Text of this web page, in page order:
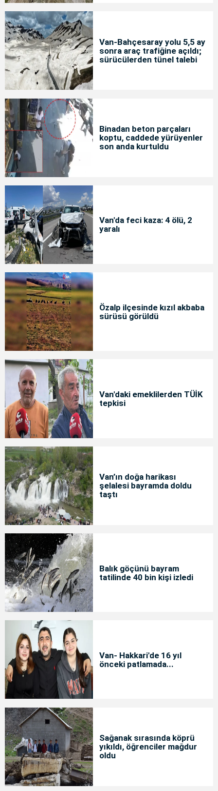
Van-Bahçesaray yolu 5,5 ay
sonra araç trafiğine açıldı;
sürücülerden tünel talebi
Binadan beton parçaları
koptu, caddede yürüyenler
son anda kurtuldu
Van'da feci kaza: 4 ölü, 2
yaralı
Özalp ilçesinde kızıl akbaba
sürüsü görüldü
Van'daki emeklilerden TÜİK
tepkisi
Van’ın doğa harikası
şelalesi bayramda doldu
taştı
Balık göçünü bayram
tatilinde 40 bin kişi izledi
Van- Hakkari'de 16 yıl
önceki patlamada...
Sağanak sırasında köprü
yıkıldı, öğrenciler mağdur
oldu